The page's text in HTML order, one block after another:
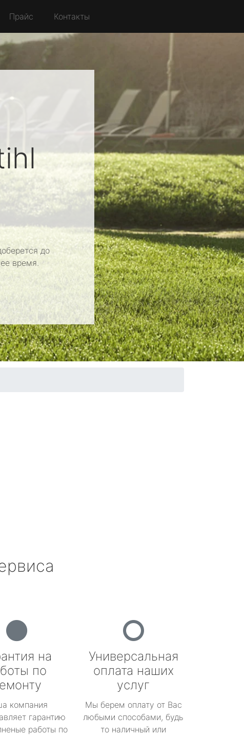
Прайс Контакты
до
время.
на
по
компания
гарантию
работы по
Универсальная
оплата наших
услуг
Мы берем оплату от Вас
любыми способами, будь
то наличный или